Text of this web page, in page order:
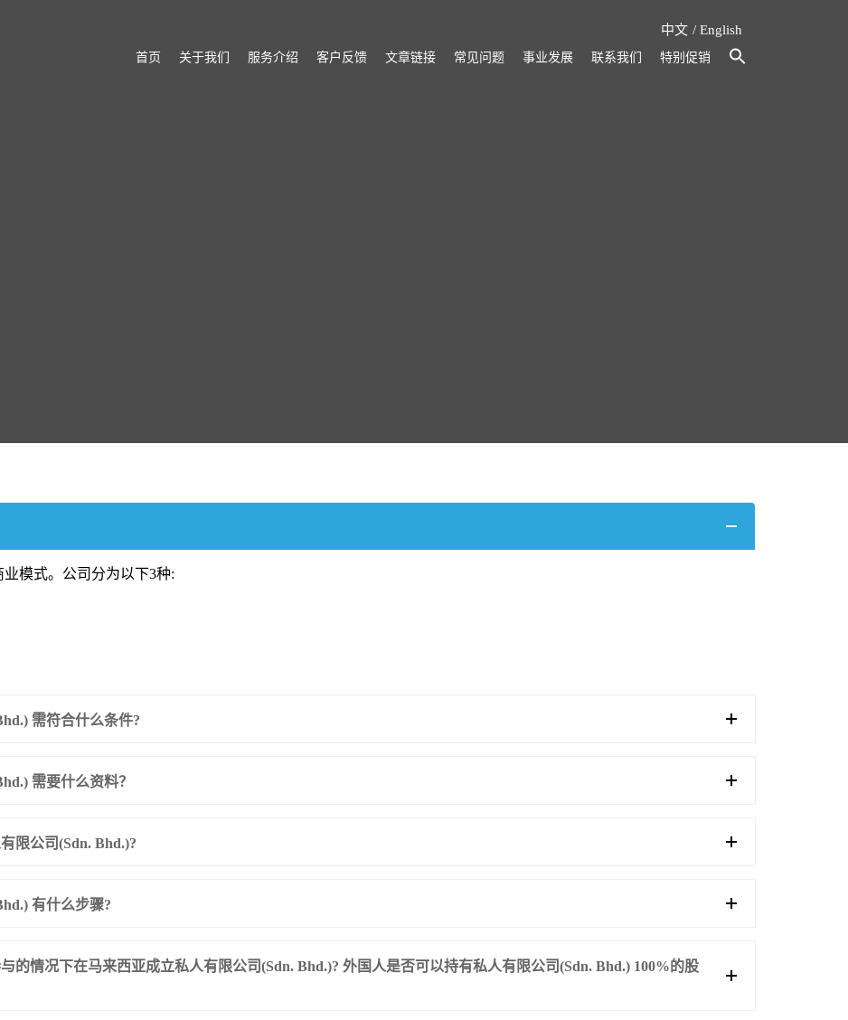
中文 English
首页 关于我们 服务介绍 客户反馈 文章链接 常见问题 事业发展 联系我们 特别促销
模式。公司分为以下3种:
需符合什么条件?
需要什么资料？
限公司(Sdn. Bhd.)?
有什么步骤?
的情况下在马来西亚成立私人有限公司(Sdn. Bhd.)? 外国人是否可以持有私人有限公司(Sdn. Bhd.) 100%的股